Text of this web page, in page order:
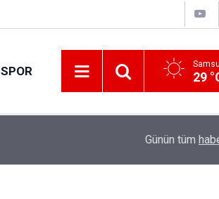
29
Yol çalışmaları devam
Günün tüm